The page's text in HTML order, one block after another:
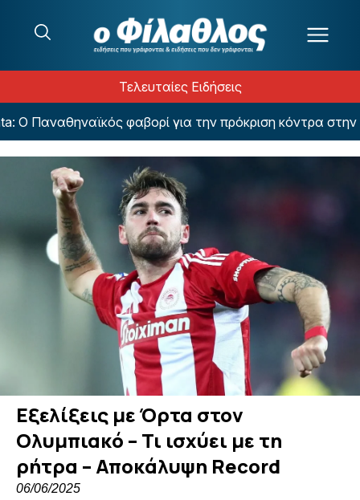
Τελευταίες Ειδήσεις
Παναθηναϊκός φαβορί για την πρόκριση κόντρα στην
Εξελίξεις με Όρτα στον
Ολυμπιακό – Τι ισχύει με τη
ρήτρα – Αποκάλυψη Record
06/06/2025